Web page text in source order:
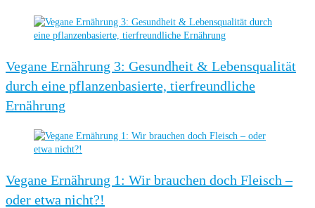
Vegane Ernährung 3: Gesundheit & Lebensqualität
durch eine pflanzenbasierte, tierfreundliche
Ernährung
Vegane Ernährung 1: Wir brauchen doch Fleisch –
oder etwa nicht?!